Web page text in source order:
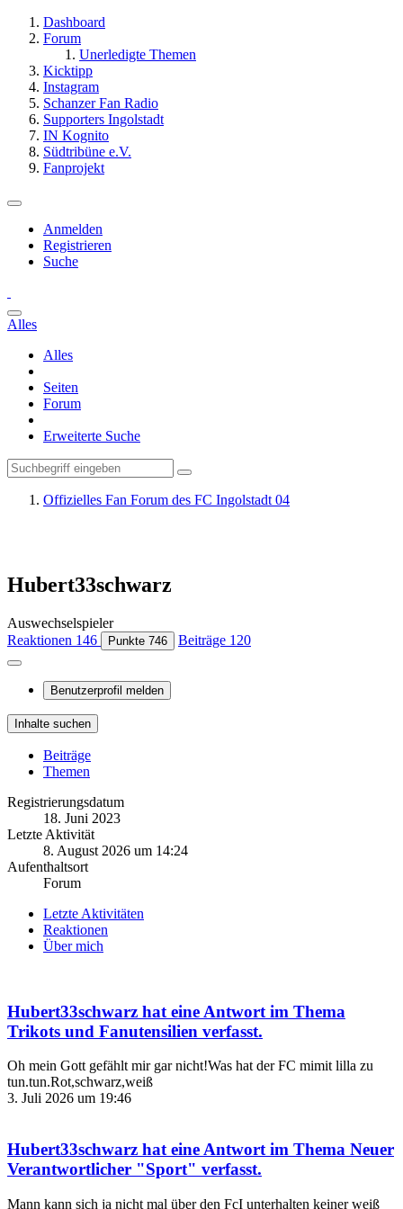
Dashboard
Forum
Unerledigte Themen
Kicktipp
Instagram
Schanzer Fan Radio
Supporters Ingolstadt
IN Kognito
Südtribüne e.V.
Fanprojekt
Anmelden
Registrieren
Suche
Alles
Alles
Seiten
Forum
Erweiterte Suche
Offizielles Fan Forum des FC Ingolstadt 04
Hubert33schwarz
Auswechselspieler
Reaktionen 146 Punkte 746 Beiträge 120
Benutzerprofil melden
Inhalte suchen
Beiträge
Themen
Registrierungsdatum
18. Juni 2023
Letzte Aktivität
8. August 2026 um 14:24
Aufenthaltsort
Forum
Letzte Aktivitäten
Reaktionen
Über mich
Hubert33schwarz hat eine Antwort im Thema
Trikots und Fanutensilien verfasst.
Oh mein Gott gefählt mir gar nicht!Was hat der FC mimit lilla zu
tun.tun.Rot,schwarz,weiß
3. Juli 2026 um 19:46
Hubert33schwarz hat eine Antwort im Thema Neuer
Verantwortlicher "Sport" verfasst.
Mann kann sich ja nicht mal über den FcI unterhalten keiner weiß